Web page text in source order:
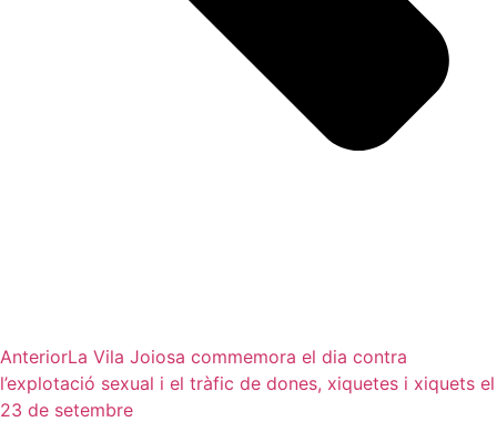
AnteriorLa Vila Joiosa commemora el dia contra
l’explotació sexual i el tràfic de dones, xiquetes i xiquets el
23 de setembre